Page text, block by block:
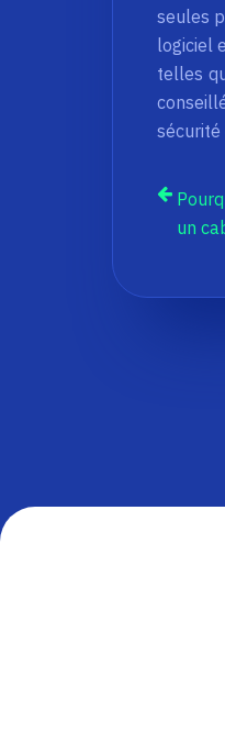
seules
logiciel
telles
sécurité
un